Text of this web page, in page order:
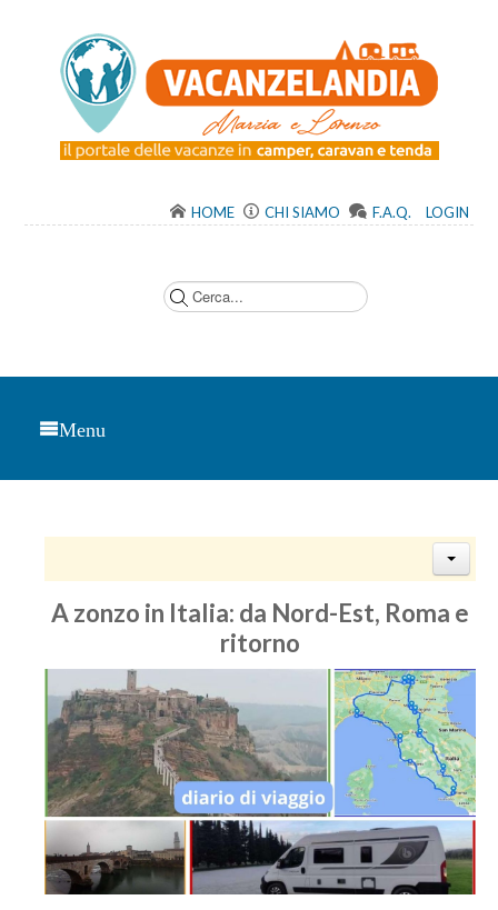
HOME CHI SIAMO F.A.Q. LOGIN
Menu
A zonzo in Italia: da Nord-Est, Roma e
ritorno